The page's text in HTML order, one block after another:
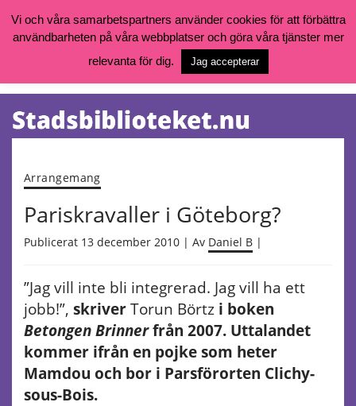
Vill du söka böcker, logga in på ditt bibliotekskonto eller nå övriga
goteborg.se/bibliotek
Öppettider, katalog och kontakt
Tjänster
Arrangemang
Pariskravaller i Göteborg?
Publicerat 13 december 2010 | Av Daniel B |
”Jag vill inte bli integrerad. Jag vill ha ett
jobb!”, skriverTorun Börtz i boken
Betongen Brinnerfrån 2007. Uttalandet
kommer ifrån en pojke som heter
Mamdou och bor i Parsförorten Clichy-
sous-Bois.
Vi och våra samarbetspartners använder cookies för att förbättra
användbarheten på våra webbplatser och göra våra tjänster mer
relevanta för dig.
Jag accepterar